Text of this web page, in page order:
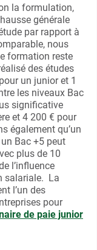
la formulation,
générale
par rapport à
nous
formation reste
des études
un junior et 1
les niveaux Bac
significative
et 4 200 € pour
également qu’un
Bac +5 peut
plus de 10
l’influence
salariale. La
l’un des
pour
de paie junior